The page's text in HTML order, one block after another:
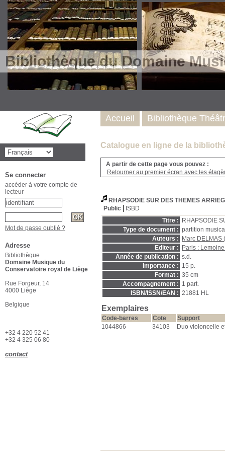
Bibliothèque du Domaine
Catalogue en ligne de la
A partir de cette page vous pouvez :
Retourner au premier écran avec les
RHAPSODIE SUR DES THEMES
Public
ISBD
Titre :
RHAPSODIE
Type de document : partition
Auteurs :
Marc DELMAS
Editeur :
Paris :
Année de publication : s.d.
Importance : 15 p.
Format : 35 cm
Accompagnement : 1 part.
ISBN/ISSN/EAN : 21881 HL
Exemplaires
Code-barres Cote
Support
1044866
34103 Duo violoncelle
Accueil Bibliothèque
Se connecter
accéder à votre compte de
lecteur
Mot de passe oublié ?
Adresse
Bibliothèque
Domaine Musique du
Conservatoire royal de Liège
Rue Forgeur, 14
4000 Liège
Belgique
+32 4 220 52 41
+32 4 325 06 80
contact